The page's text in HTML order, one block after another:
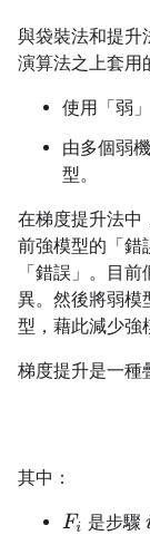
與袋裝法和提升
演算法之上套用
使用「弱
由多個弱
型。
在梯度提升法中
前強模型的「錯
「錯誤」。目
異。然後將弱模
型，藉此減少強
梯度提升是一種
其中：
Fi 是步驟i